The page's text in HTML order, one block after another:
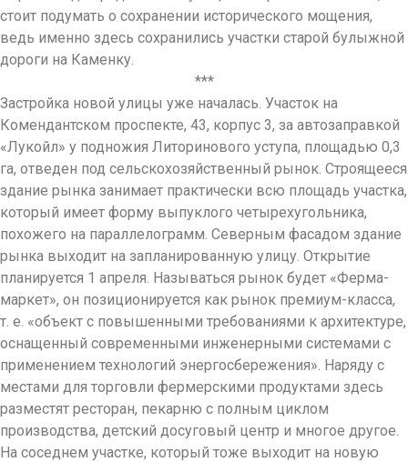
стоит подумать о сохранении исторического мощения,
ведь именно здесь сохранились участки старой булыжной
дороги на Каменку.
***
Застройка новой улицы уже началась. Участок на
Комендантском проспекте, 43, корпус 3, за автозаправкой
«Лукойл» у подножия Литоринового уступа, площадью 0,3
га, отведен под сельскохозяйственный рынок. Строящееся
здание рынка занимает практически всю площадь участка,
который имеет форму выпуклого четырехугольника,
похожего на параллелограмм. Северным фасадом здание
рынка выходит на запланированную улицу. Открытие
планируется 1 апреля. Называться рынок будет «Ферма-
маркет», он позиционируется как рынок премиум-класса,
т. е. «объект с повышенными требованиями к архитектуре,
оснащенный современными инженерными системами с
применением технологий энергосбережения». Наряду с
местами для торговли фермерскими продуктами здесь
разместят ресторан, пекарню с полным циклом
производства, детский досуговый центр и многое другое.
На соседнем участке, который тоже выходит на новую